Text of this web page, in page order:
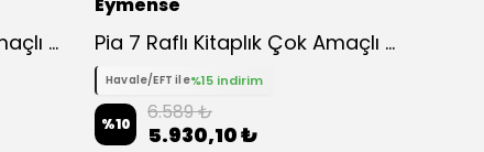
Pia 7 Raflı Kitaplık Çok Amaçlı Dolap Pia 7 Raflı Kitaplık Çok Amaçlı Dolap - Meşe
Havale/EFT ile%15 indirim
%10 6.589 ₺
5.930,10 ₺